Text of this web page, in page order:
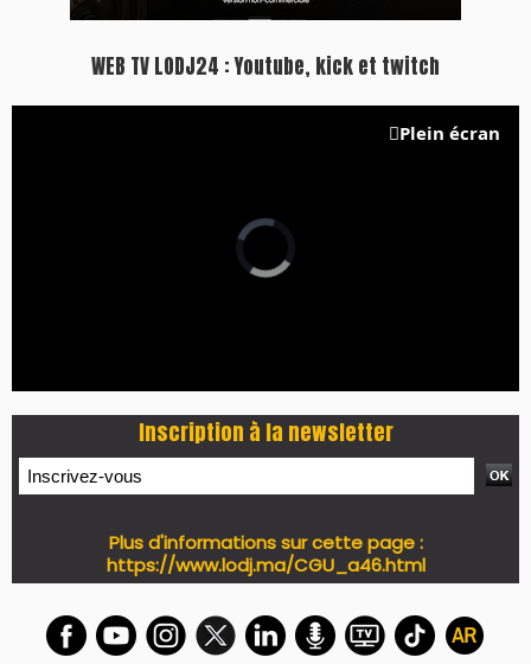
WEB TV LODJ24 : Youtube, kick et twitch
Plein écran
Inscription à la newsletter
Plus d'informations sur cette page :
https://www.lodj.ma/CGU_a46.html